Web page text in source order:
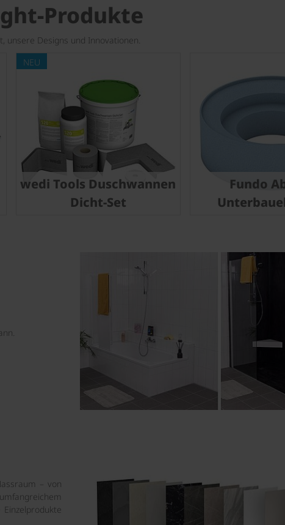
Produkte
unsere Designs und Innovationen.
NEU
wedi Tools Duschwannen
Dicht-Set
Fundo
– von